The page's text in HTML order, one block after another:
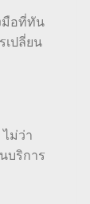
มือที่ทัน
เปลี่ยน
ม่ว่า
บริการ